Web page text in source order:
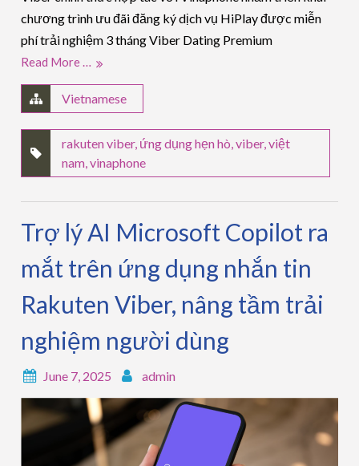
chương trình ưu đãi đăng ký dịch vụ HiPlay được miễn
phí trải nghiệm 3 tháng Viber Dating Premium
Read More …
Vietnamese
rakuten viber, ứng dụng hẹn hò,viber,việt
nam,vinaphone
Trợ lý AI Microsoft Copilot ra
mắt trên ứng dụng nhắn tin
Rakuten Viber, nâng tầm trải
nghiệm người dùng
June 7, 2025 admin